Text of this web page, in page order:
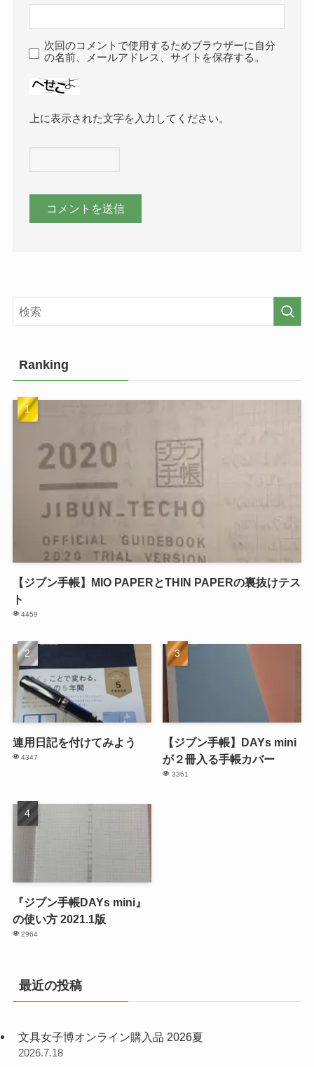
次回のコメントで使用するためブラウザーに自分
の名前、メールアドレス、サイトを保存する。
上に表示された文字を入力してください。
Ranking
【ジブン手帳】MIO PAPERとTHIN PAPERの裏抜けテス
ト
4459
連用日記を付けてみよう
4347
【ジブン手帳】DAYs mini
が２冊入る手帳カバー
3361
『ジブン手帳DAYs mini』
の使い方 2021.1版
2964
最近の投稿
文具女子博オンライン購入品 2026夏
2026.7.18